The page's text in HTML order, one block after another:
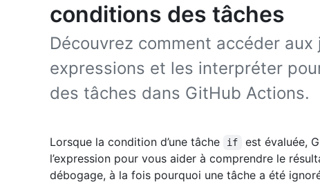
conditions des tâches
Découvrez comment accéder aux
expressions et les interpréter
des tâches dans GitHub Actions.
Lorsque la condition d’une tâche if
est évaluée,
l’expression pour vous aider à comprendre le
débogage, à la fois pourquoi une tâche a été